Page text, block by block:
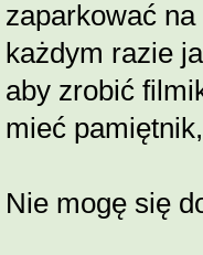
zaparkować
każdym razie
aby zrobić
mieć
Nie mogę się